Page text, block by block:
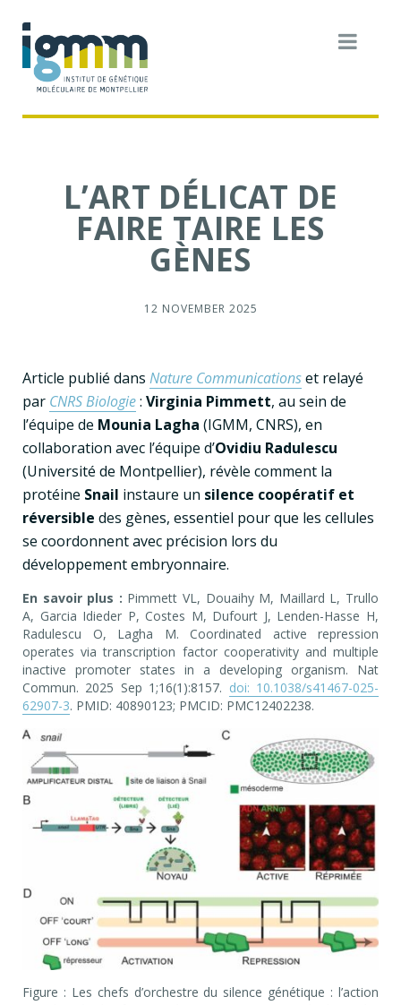
L’ART DÉLICAT DE
FAIRE TAIRE LES
GÈNES
12 NOVEMBER 2025
Article publié dans Nature Communicationset relayé
par CNRS Biologie: Virginia Pimmett, au sein de
l’équipe de Mounia Lagha (IGMM, CNRS), en
collaboration avec l’équipe d’Ovidiu Radulescu
(Université de Montpellier), révèle comment la
protéine Snail instaure un silence coopératif et
réversible des gènes, essentiel pour que les cellules
se coordonnent avec précision lors du
développement embryonnaire.
En savoir plus : Pimmett VL, Douaihy M, Maillard L, Trullo
A, Garcia Idieder P, Costes M, Dufourt J, Lenden-Hasse H,
Radulescu O, Lagha M. Coordinated active repression
operates via transcription factor cooperativity and multiple
inactive promoter states in a developing organism. Nat
Commun. 2025 Sep 1;16(1):8157. doi: 10.1038/s41467-025-
62907-3. PMID: 40890123; PMCID: PMC12402238.
Figure : Les chefs d’orchestre du silence génétique : l’action